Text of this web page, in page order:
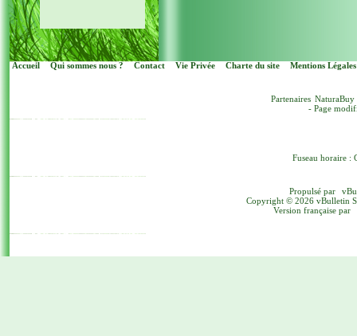
Accueil Qui sommes nous ? Contact Vie Privée Charte du site Mentions Légales
Partenaires NaturaBuy
- Page
Fuseau horaire :
Propulsé par
Copyright © 2026 vBulletin
Version française par